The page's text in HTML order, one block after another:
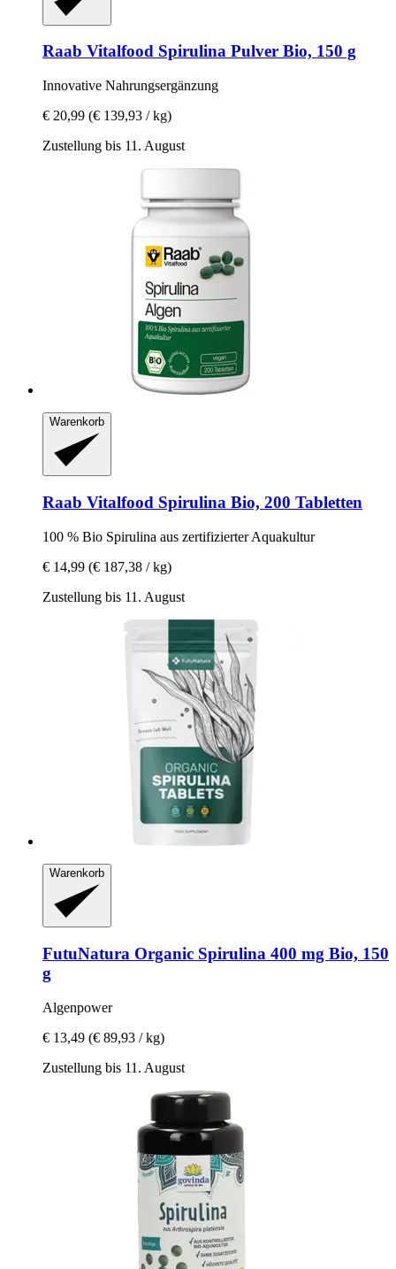
Raab Vitalfood Spirulina Pulver Bio, 150 g
Innovative Nahrungsergänzung
€ 20,99 (€ 139,93 / kg)
Zustellung bis 11. August
Warenkorb
Raab Vitalfood Spirulina Bio, 200 Tabletten
100 % Bio Spirulina aus zertifizierter Aquakultur
€ 14,99 (€ 187,38 / kg)
Zustellung bis 11. August
Warenkorb
FutuNatura Organic Spirulina 400 mg Bio, 150
g
Algenpower
€ 13,49 (€ 89,93 / kg)
Zustellung bis 11. August